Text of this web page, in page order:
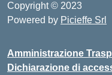
Copyright © 2023
Powered by Picieffe Srl
Amministrazione
Dichiarazione di